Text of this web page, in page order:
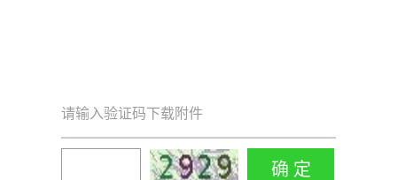
请输入验证码下载附件